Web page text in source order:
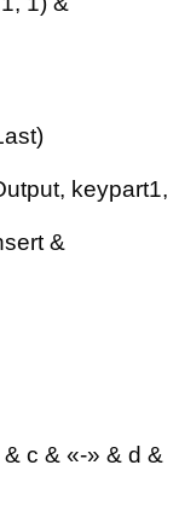
keypart1,
&
c & «-» & d &